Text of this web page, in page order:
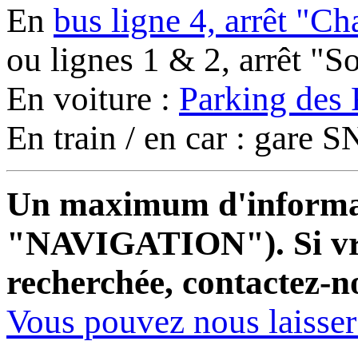
En bus ligne 4, arrêt
ou lignes 1 & 2, arrêt
En voiture : Parking des
En train / en car : gare
Un maximum
"NAVIGATION"). Si
recherchée, contactez-
Vous pouvez nous